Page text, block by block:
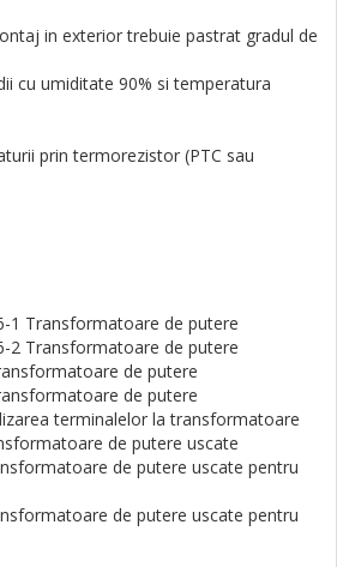
in exterior trebuie pastrat gradul de
cu umiditate 90% si temperatura
prin termorezistor (PTC sau
1 Transformatoare de putere
2 Transformatoare de putere­
de putere­
de putere
terminalelor la transformatoare
de putere uscate
de putere uscate pentru
de putere uscate pentru